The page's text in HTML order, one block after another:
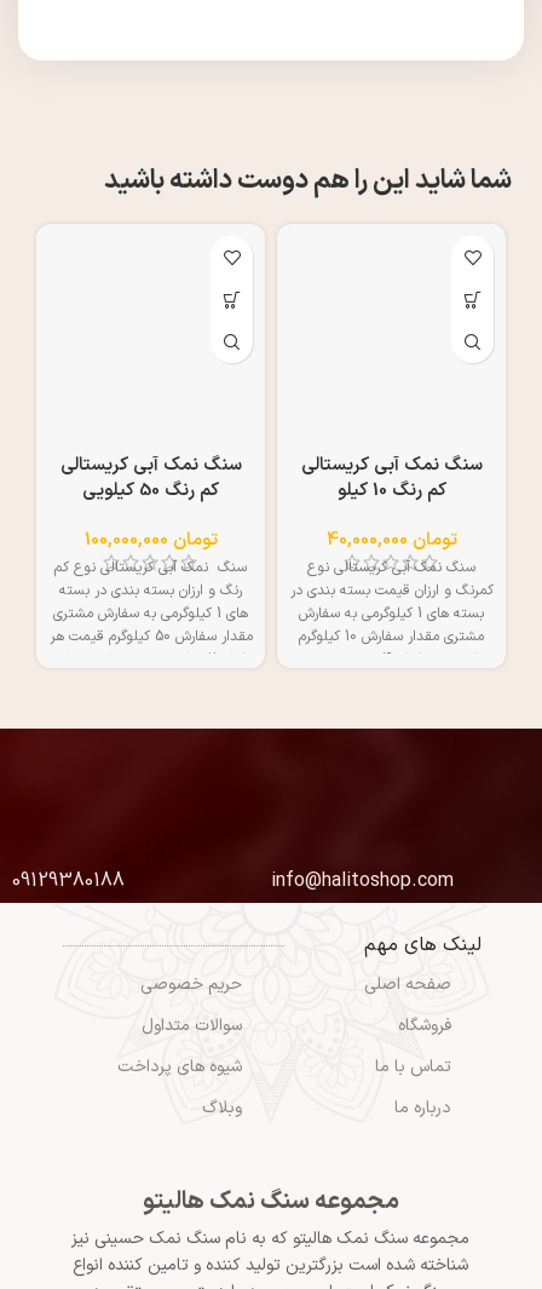
شما شاید این را هم دوست داشته باشید
سنگ نمک آبی کریستالی
کم رنگ 10 کیلو
تومان
سنگ نمک آبی کریستالی نوع
کمرنگ و ارزان قیمت بسته بندی در
بسته های 1 کیلوگرمی به سفارش
مشتری مقدار سفارش 10 کیلوگرم
قیمت هر کیلو 4 میلیون تومن
افزایش ایمنی بدن رفع برخی از
سنگ نمک آبی کریستالی
کم رنگ 50 کیلویی
تومان
سنگ نمک آبی کریستالی نوع کم
رنگ و ارزان بسته بندی در بسته
های 1 کیلوگرمی به سفارش مشتری
مقدار سفارش 50 کیلوگرم قیمت هر
کیلو 2 میلیون تومن مناسب برای
بدن رفع برخی از مشکلات تنفسی
info@halitoshop.com
09129380188
لینک های مهم
صفحه اصلی
فروشگاه
تماس با ما
درباره ما
حریم خصوصی
سوالات متداول
شیوه های پرداخت
وبلاگ
مجموعه سنگ نمک هالیتو
مجموعه سنگ نمک هالیتو که به نام سنگ نمک حسینی نیز
شناخته شده است بزرگترین تولید کننده و تامین کننده انواع